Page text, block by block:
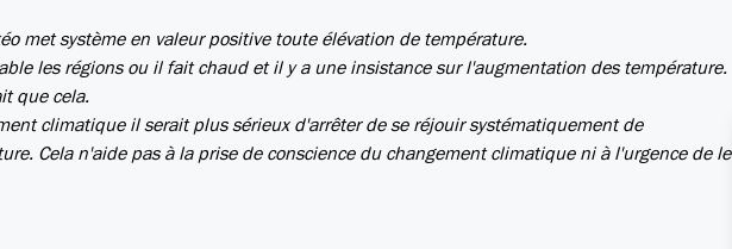
met système en valeur positive toute élévation de température.
les régions ou il fait chaud et il y a une insistance sur l'augmentation des température.
que cela.
climatique il serait plus sérieux d'arrêter de se réjouir systématiquement de
Cela n'aide pas à la prise de conscience du changement climatique ni à l'urgence de le